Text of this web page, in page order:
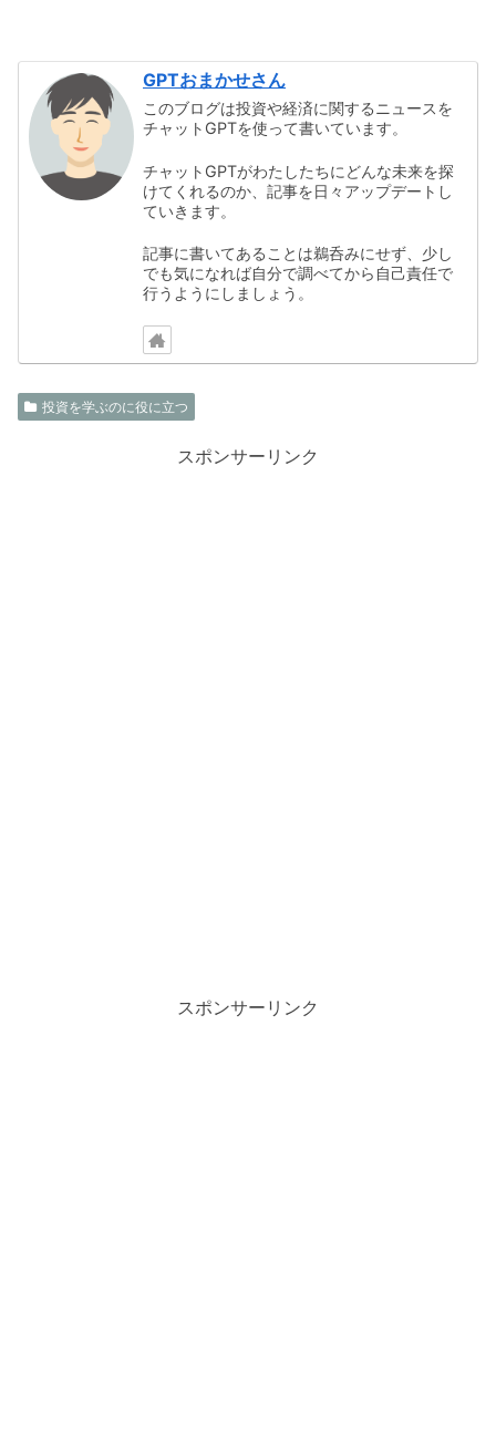
GPTおまかせさん
このブログは投資や経済に関するニュースを
チャットGPTを使って書いています。
チャットGPTがわたしたちにどんな未来を探
けてくれるのか、記事を日々アップデートし
ていきます。
記事に書いてあることは鵜呑みにせず、少し
でも気になれば自分で調べてから自己責任で
行うようにしましょう。
投資を学ぶのに役に立つ
スポンサーリンク
スポンサーリンク